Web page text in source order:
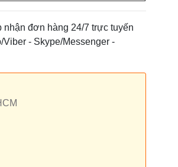
nhận đơn hàng 24/7 trực tuyến
- Skype/Messenger -